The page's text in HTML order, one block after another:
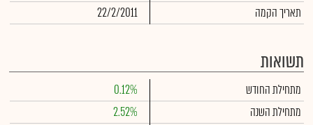
תאריך הקמה
22/2/2011
תשואות
מתחילת החודש
0.12%
מתחילת השנה
2.52%